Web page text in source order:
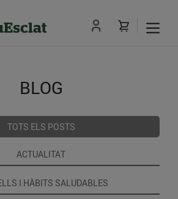
BLOG
TOTS ELS POSTS
ACTUALITAT
I HÀBITS SALUDABLES